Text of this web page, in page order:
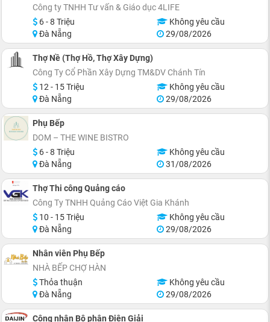
Công ty TNHH Tư vấn & Giáo dục 4LIFE
6 - 8 Triệu
Không yêu cầu
Đà Nẵng
29/08/2026
Thợ Nề (Thợ Hồ, Thợ Xây Dựng)
Công Ty Cổ Phần Xây Dựng TM&DV Chánh Tín
12 - 15 Triệu
Không yêu cầu
Đà Nẵng
29/08/2026
Phụ Bếp
DOM – THE WINE BISTRO
6 - 8 Triệu
Không yêu cầu
Đà Nẵng
31/08/2026
Thợ Thi công Quảng cáo
Công Ty TNHH Quảng Cáo Việt Gia Khánh
10 - 15 Triệu
Không yêu cầu
Đà Nẵng
29/08/2026
Nhân viên Phụ Bếp
NHÀ BẾP CHỢ HÀN
Thỏa thuận
Không yêu cầu
Đà Nẵng
29/08/2026
Công nhân Bộ phận Điện Giải